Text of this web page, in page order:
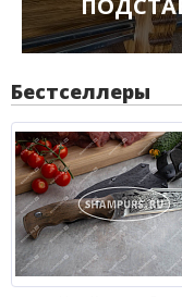
Бестселлеры